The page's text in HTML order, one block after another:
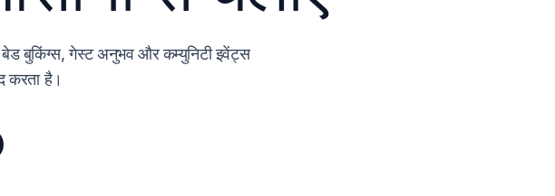
बेड बुकिंग्स, गेस्ट अनुभव और कम्युनिटी इवेंट्स
करता है।